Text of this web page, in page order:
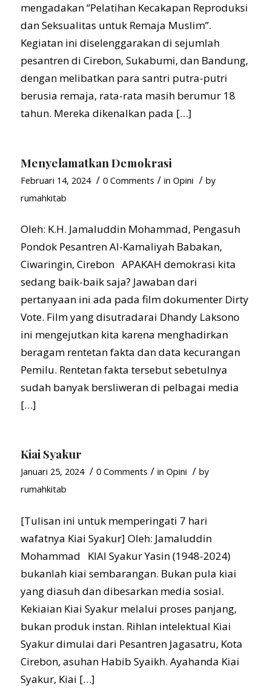
mengadakan “Pelatihan Kecakapan Reproduksi
dan Seksualitas untuk Remaja Muslim”.
Kegiatan ini diselenggarakan di sejumlah
pesantren di Cirebon, Sukabumi, dan Bandung,
dengan melibatkan para santri putra-putri
berusia remaja, rata-rata masih berumur 18
tahun. Mereka dikenalkan pada […]
Menyelamatkan Demokrasi
Februari 14, 2024 / 0 Comments / in Opini / by
rumahkitab
Oleh: K.H. Jamaluddin Mohammad, Pengasuh
Pondok Pesantren Al-Kamaliyah Babakan,
Ciwaringin, Cirebon APAKAH demokrasi kita
sedang baik-baik saja? Jawaban dari
pertanyaan ini ada pada film dokumenter Dirty
Vote. Film yang disutradarai Dhandy Laksono
ini mengejutkan kita karena menghadirkan
beragam rentetan fakta dan data kecurangan
Pemilu. Rentetan fakta tersebut sebetulnya
sudah banyak bersliweran di pelbagai media
[…]
Kiai Syakur
Januari 25, 2024 / 0 Comments / in Opini / by
rumahkitab
[Tulisan ini untuk memperingati 7 hari
wafatnya Kiai Syakur] Oleh: Jamaluddin
Mohammad KIAI Syakur Yasin (1948-2024)
bukanlah kiai sembarangan. Bukan pula kiai
yang diasuh dan dibesarkan media sosial.
Kekiaian Kiai Syakur melalui proses panjang,
bukan produk instan. Rihlan intelektual Kiai
Syakur dimulai dari Pesantren Jagasatru, Kota
Cirebon, asuhan Habib Syaikh. Ayahanda Kiai
Syakur, Kiai […]